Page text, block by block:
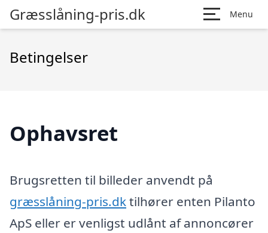
Græsslåning-pris.dk Menu
Betingelser
Ophavsret
Brugsretten til billeder anvendt på
græsslåning-pris.dktilhører enten Pilanto
ApS eller er venligst udlånt af annoncører